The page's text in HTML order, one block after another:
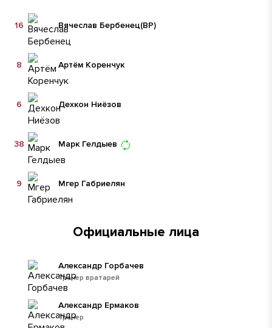
Вячеслав Бербенец(ВР)
16
Артём Коренчук
8
Дехкон Ниëзов
6
Марк Гелдыев
38
Мгер Габриелян
9
Официальные лица
Тренер вратарей
Александр Горбачев
Тренер
Александр Ермаков